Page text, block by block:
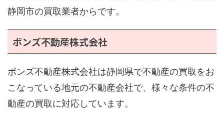
静岡市の買取業者からです。
ボンズ不動産株式会社
ボンズ不動産株式会社は静岡県で不動産の買取をお
こなっている地元の不動産会社で、様々な条件の不
動産の買取に対応しています。